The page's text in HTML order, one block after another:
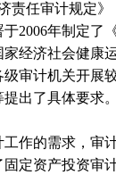
责任审计规定
于2006年制定了
经济社会健康
审计机关开展
出了具体要求
作的需求，审
定资产投资审计